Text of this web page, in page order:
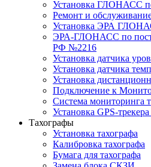
Установка ГЛОНАСС
Ремонт и
Установка ЭРА
ЭРА-ГЛОНАСС по
РФ №2216
Установка датчика
Установка датчика
Установка
Подключение к
Система мониторинга
Установка GPS-
Тахографы
Установка тахографа
Калибровка тахографа
Бумага для тахографа